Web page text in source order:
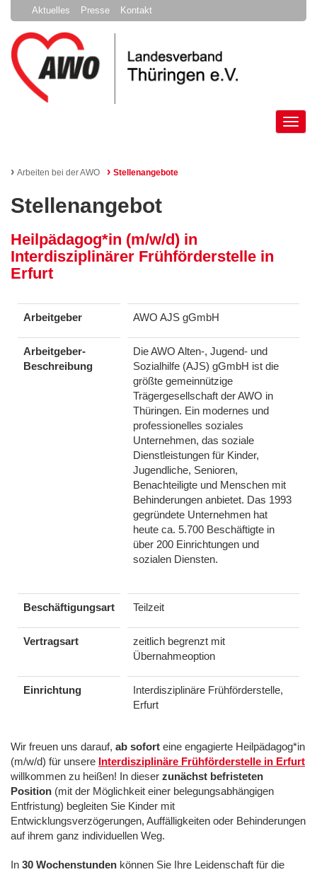
Aktuelles Presse Kontakt
› Arbeiten bei der AWO › Stellenangebote
Stellenangebot
Heilpädagog*in (m/w/d) in
Interdisziplinärer Frühförderstelle in
Erfurt
Arbeitgeber AWO AJS gGmbH
Arbeitgeber-
Beschreibung
Die AWO Alten-, Jugend- und
Sozialhilfe (AJS) gGmbH ist die
größte gemeinnützige
Trägergesellschaft der AWO in
Thüringen. Ein modernes und
professionelles soziales
Unternehmen, das soziale
Dienstleistungen für Kinder,
Jugendliche, Senioren,
Benachteiligte und Menschen mit
Behinderungen anbietet. Das 1993
gegründete Unternehmen hat
heute ca. 5.700 Beschäftigte in
über 200 Einrichtungen und
sozialen Diensten.
Beschäftigungsart Teilzeit
Vertragsart
zeitlich begrenzt mit
Übernahmeoption
Einrichtung
Interdisziplinäre Frühförderstelle,
Erfurt
Wir freuen uns darauf, ab sofort eine engagierte Heilpädagog*in
(m/w/d) für unsere Interdisziplinäre Frühförderstelle in Erfurt
willkommen zu heißen! In dieser zunächst befristeten
Position (mit der Möglichkeit einer belegungsabhängigen
Entfristung) begleiten Sie Kinder mit
Entwicklungsverzögerungen, Auffälligkeiten oder Behinderungen
auf ihrem ganz individuellen Weg.
In 30 Wochenstunden können Sie Ihre Leidenschaft für die